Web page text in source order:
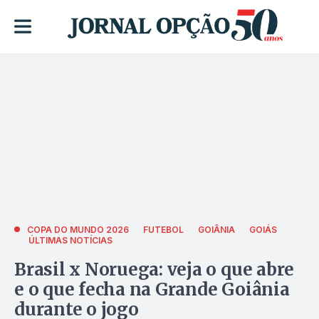
COPA DO MUNDO 2026 FUTEBOL GOIÂNIA
GOIÁS
ÚLTIMAS NOTÍCIAS
Brasil x Noruega: veja o que abre
e o que fecha na Grande Goiânia
durante o jogo